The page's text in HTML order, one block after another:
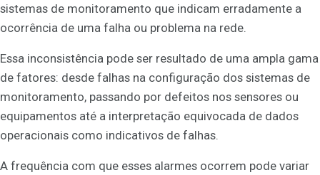
sistemas de monitoramento que indicam erradamente a
ocorrência de uma falha ou problema na rede.
Essa inconsistência pode ser resultado de uma ampla gama
de fatores: desde falhas na configuração dos sistemas de
monitoramento, passando por defeitos nos sensores ou
equipamentos até a interpretação equivocada de dados
operacionais como indicativos de falhas.
A frequência com que esses alarmes ocorrem pode variar